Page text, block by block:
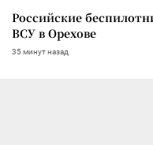
Российские
ВСУ в Орехове
35 минут назад